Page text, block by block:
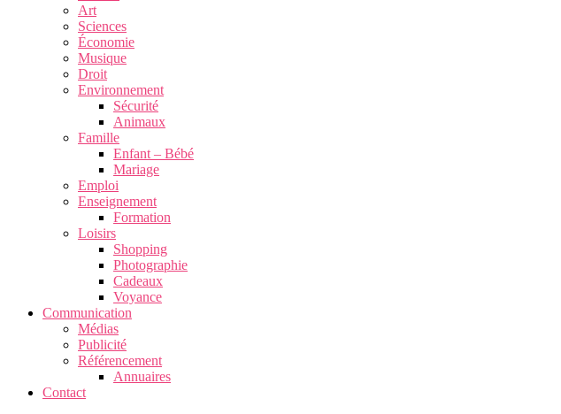
Art
Sciences
Économie
Musique
Droit
Environnement
Sécurité
Animaux
Famille
Enfant – Bébé
Mariage
Emploi
Enseignement
Formation
Loisirs
Shopping
Photographie
Cadeaux
Voyance
Communication
Médias
Publicité
Référencement
Annuaires
Contact